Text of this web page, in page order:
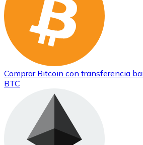
Comprar Bitcoin con transferencia
BTC